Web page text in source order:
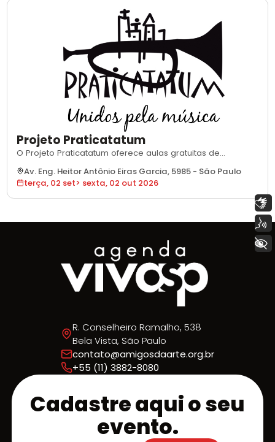
Projeto Praticatatum
O Projeto Praticatatum oferece aulas gratuitas de
instrumentos musicais para crianças, adolescentes e
jovens em geral, atuando em três espaços distintos da
cidade de São Paulo: na Escola Técnica Etec Raposo
Tavares, no Educandário Dom Duarte — ambos
Av. Eng. Heitor Antônio Eiras Garcia, 5985 - São Paulo
terça, 02 set> sexta, 02 out 2026
R. Conselheiro Ramalho, 538
Bela Vista, São Paulo
contato@amigosdaarte.org.br
+55 (11) 3882-8080
Cadastre aqui o seu
evento.
Libras
Voz
+ Acessibilidade